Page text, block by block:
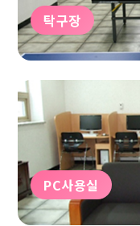
탁구장
PC사용실